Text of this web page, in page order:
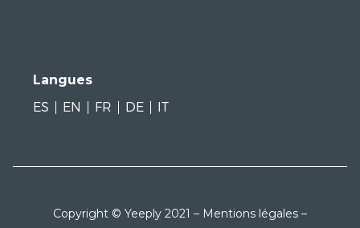
Langues
ES
EN FR DE IT
Copyright © Yeeply 2021 – Mentions légales –